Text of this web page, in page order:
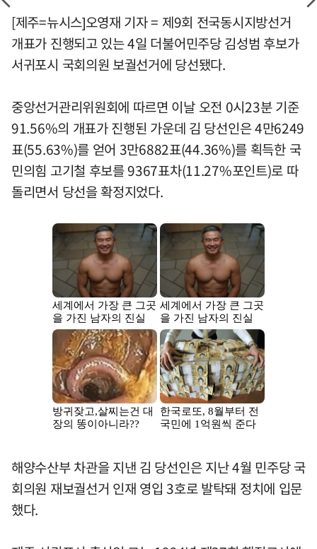
[제주=뉴시스]오영재 기자 = 제9회 전국동시지방선거
개표가 진행되고 있는 4일 더불어민주당 김성범 후보가
서귀포시 국회의원 보궐선거에 당선됐다.
중앙선거관리위원회에 따르면 이날 오전 0시23분 기준
91.56%의 개표가 진행된 가운데 김 당선인은 4만6249
표(55.63%)를 얻어 3만6882표(44.36%)를 획득한 국
민의힘 고기철 후보를 9367표차(11.27%포인트)로 따
돌리면서 당선을 확정지었다.
해양수산부 차관을 지낸 김 당선인은 지난 4월 민주당 국
회의원 재보궐선거 인재 영입 3호로 발탁돼 정치에 입문
했다.